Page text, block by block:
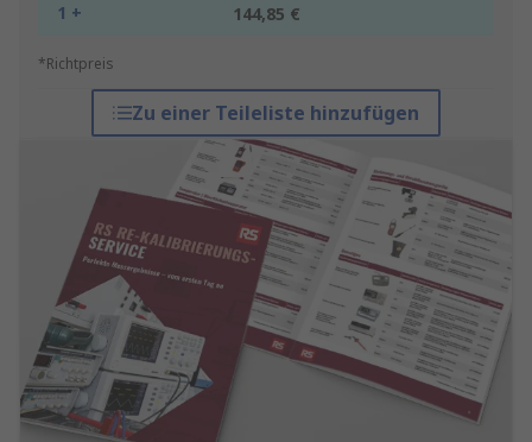
1 + 144,85 €
*Richtpreis
Zu einer Teileliste hinzufügen